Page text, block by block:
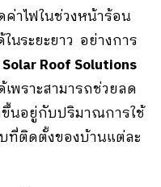
าไฟในช่วงหน้าร้อน
ระยะยาว อย่างการ
Solar Roof Solutions
พราะสามารถช่วยลด
นอยู่กับปริมาณการใช้
ที่ติดตั้งของบ้านแต่ละ